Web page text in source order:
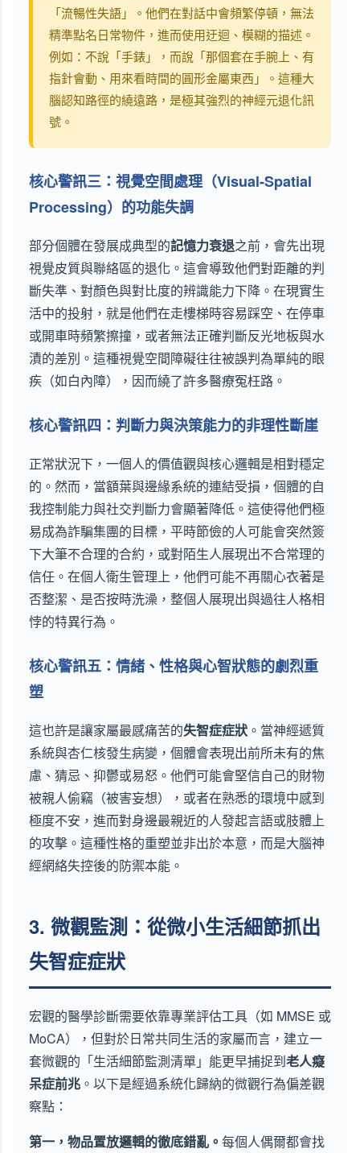
「流暢性失語」。他們在對話中會頻繁停頓，無法
精準點名日常物件，進而使用迂迴、模糊的描述。
例如：不說「手錶」，而說「那個套在手腕上、有
指針會動、用來看時間的圓形金屬東西」。這種大
腦認知路徑的繞遠路，是極其強烈的神經元退化訊
號。
核心警訊三：視覺空間處理（Visual-Spatial
Processing）的功能失調
部分個體在發展成典型的記憶力衰退之前，會先出現
視覺皮質與聯絡區的退化。這會導致他們對距離的判
斷失準、對顏色與對比度的辨識能力下降。在現實生
活中的投射，就是他們在走樓梯時容易踩空、在停車
或開車時頻繁擦撞，或者無法正確判斷反光地板與水
漬的差別。這種視覺空間障礙往往被誤判為單純的眼
疾（如白內障），因而繞了許多醫療冤枉路。
核心警訊四：判斷力與決策能力的非理性斷崖
正常狀況下，一個人的價值觀與核心邏輯是相對穩定
的。然而，當額葉與邊緣系統的連結受損，個體的自
我控制能力與社交判斷力會顯著降低。這使得他們極
易成為詐騙集團的目標，平時節儉的人可能會突然簽
下大筆不合理的合約，或對陌生人展現出不合常理的
信任。在個人衛生管理上，他們可能不再關心衣著是
否整潔、是否按時洗澡，整個人展現出與過往人格相
悖的特異行為。
核心警訊五：情緒、性格與心智狀態的劇烈重
塑
這也許是讓家屬最感痛苦的失智症症狀 。當神經遞質
系統與杏仁核發生病變，個體會表現出前所未有的焦
慮、猜忌、抑鬱或易怒。他們可能會堅信自己的財物
被親人偷竊（被害妄想），或者在熟悉的環境中感到
極度不安，進而對身邊最親近的人發起言語或肢體上
的攻擊。這種性格的重塑並非出於本意，而是大腦神
經網絡失控後的防禦本能。
3. 微觀監測：從微小生活細節抓出
失智症症狀
宏觀的醫學診斷需要依靠專業評估工具（如 MMSE 或
MoCA），但對於日常共同生活的家屬而言，建立一
套微觀的「生活細節監測清單」能更早捕捉到老人癡
呆症前兆 。以下是經過系統化歸納的微觀行為偏差觀
察點：
第一，物品置放邏輯的徹底錯亂。 每個人偶爾都會找